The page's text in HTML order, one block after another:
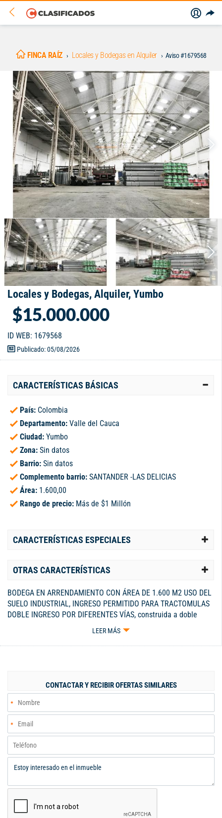
FINCA RAÍZ Locales y Bodegas en Alquiler Aviso #1679568
Locales y Bodegas, Alquiler, Yumbo
$15.000.000
ID WEB: 1679568
Publicado: 05/08/2026
CARACTERÍSTICAS BÁSICAS
País: Colombia
Departamento: Valle del Cauca
Ciudad: Yumbo
Zona: Sin datos
Barrio: Sin datos
Complemento barrio: SANTANDER -LAS DELICIAS
Área: 1.600,00
Rango de precio: Más de $1 Millón
CARACTERÍSTICAS ESPECIALES
OTRAS CARACTERÍSTICAS
BODEGA EN ARRENDAMIENTO CON ÁREA DE 1.600 M2 USO DEL
SUELO INDUSTRIAL, INGRESO PERMITIDO PARA TRACTOMULAS
DOBLE INGRESO POR DIFERENTES VÍAS, construida a doble
altura con cubierta en estructura de acero y tejas de
para tráfico pesado cuenta con dos ingresos con puerta a doble
operativa, transformador propio de 100KVA, vías totalmente
pavimentadas, facilidad de transporte público cerca a parada de
MIO. AABODEGAS expertos en inmuebles industriales y
comerciales. Alfredo Aldana B. cel.313 632 3987 – 304 485
0433 aabodegas@gmail.com
LEER MÁS
CONTACTAR Y RECIBIR OFERTAS SIMILARES